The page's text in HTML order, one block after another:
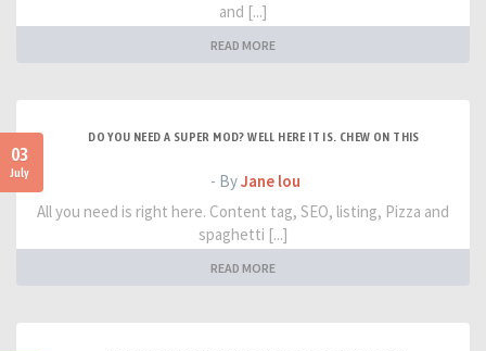
and [...]
READ MORE
03
July
DO YOU NEED A SUPER MOD? WELL HERE IT IS. CHEW ON THIS
- ByJane lou
All you need is right here. Content tag, SEO, listing, Pizza and
spaghetti [...]
READ MORE